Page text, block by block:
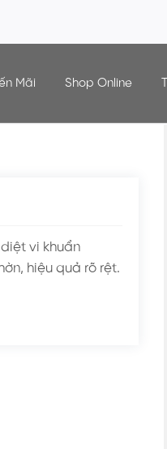
Mãi Shop Online
vi khuẩn
hiệu quả rõ rệt.